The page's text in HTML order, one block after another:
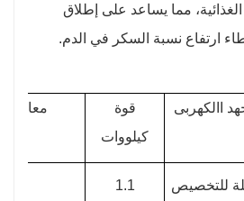
مما يساعد على إطلاق
ارتفاع نسبة السكر في الدم.
االكهربى
قوة
كيلووات
معالجة
للتخصيص 1.1